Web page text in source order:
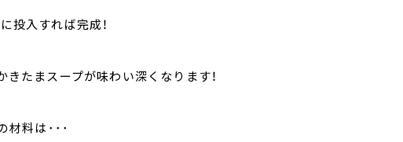
投入すれば完成！
きたまスープが味わい深くなります！
材料は･･･